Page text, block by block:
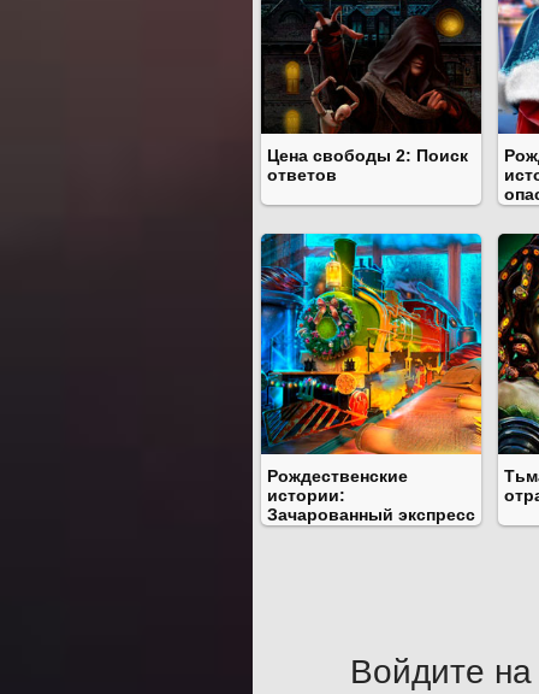
Цена свободы 2: Поиск
ответов
Рождественские
истории:
Зачарованный экспресс
Войдите на